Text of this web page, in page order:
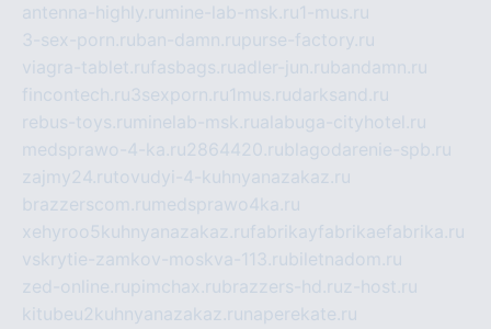
antenna-highly.ru mine-lab-msk.ru1-mus.ru
3-sex-porn.ruban-damn.rupurse-factory.ru
viagra-tablet.rufasbags.ruadler-jun.rubandamn.ru
fincontech.ru3sexporn.ru1mus.rudarksand.ru
rebus-toys.ru minelab-msk.rualabuga-cityhotel.ru
medsprawo-4-ka.ru2864420.rublagodarenie-spb.ru
zajmy24.rutovudyi-4-kuhnyanazakaz.ru
brazzerscom.ru medsprawo4ka.ru
xehyroo5kuhnyanazakaz.rufabrikayfabrikaefabrika.ru
vskrytie-zamkov-moskva-113.rubiletnadom.ru
zed-online.rupimchax.rubrazzers-hd.ruz-host.ru
kitubeu2kuhnyanazakaz.ru naperekate.ru